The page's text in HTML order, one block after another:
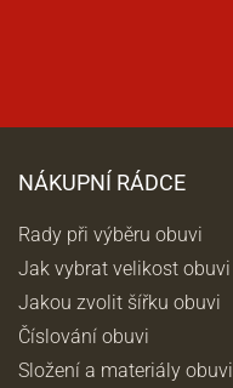
NÁKUPNÍ RÁDCE
Rady při výběru obuvi
Jak vybrat velikost obuvi
Jakou zvolit šířku obuvi
Číslování obuvi
Složení a materiály obuvi